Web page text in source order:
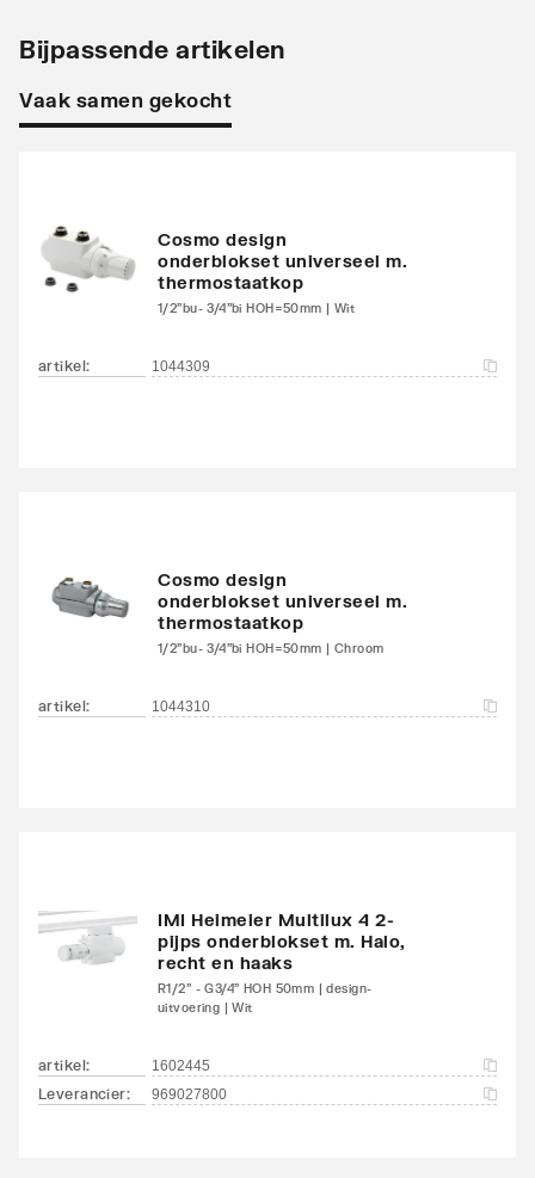
Warmteafgifte EN 442
20°C - 55/45
Warmteafgifte 20°C -
70/40
1307
laboratorium
Standaard kleur Ja
Met bovenbekleding Ja
Aantal standaard
aansluitingen
Bijpassende artikelen
Vaak samen gekocht
Cosmo design
onderblokset universeel m.
thermostaatkop
1/2"bu- 3/4"bi HOH=50mm | Wit
artikel: 1044309
Cosmo design
onderblokset universeel m.
thermostaatkop
1/2"bu- 3/4"bi HOH=50mm | Chroom
artikel: 1044310
IMI Heimeier Multilux 4 2-
pijps onderblokset m. Halo,
recht en haaks
R1/2" - G3/4" HOH 50mm | design-
uitvoering | Wit
artikel: 1602445
Leverancier: 969027800